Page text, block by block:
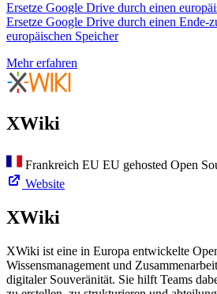
Ersetze Google Drive durch einen
Ersetze Google Drive durch einen Ende-
europäischen Speicher
Mehr erfahren
XWiki
Frankreich EU EU gehosted Open
Website
XWiki
XWiki ist eine in Europa entwickelte
Wissensmanagement und
digitaler Souveränität. Sie hilft Teams